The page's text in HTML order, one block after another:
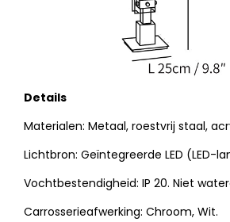
Details
Materialen: Metaal, roestvrij staal,
Lichtbron: Geïntegreerde LED
Vochtbestendigheid: IP 20. Niet
Carrosserieafwerking: Chroom, Wit.